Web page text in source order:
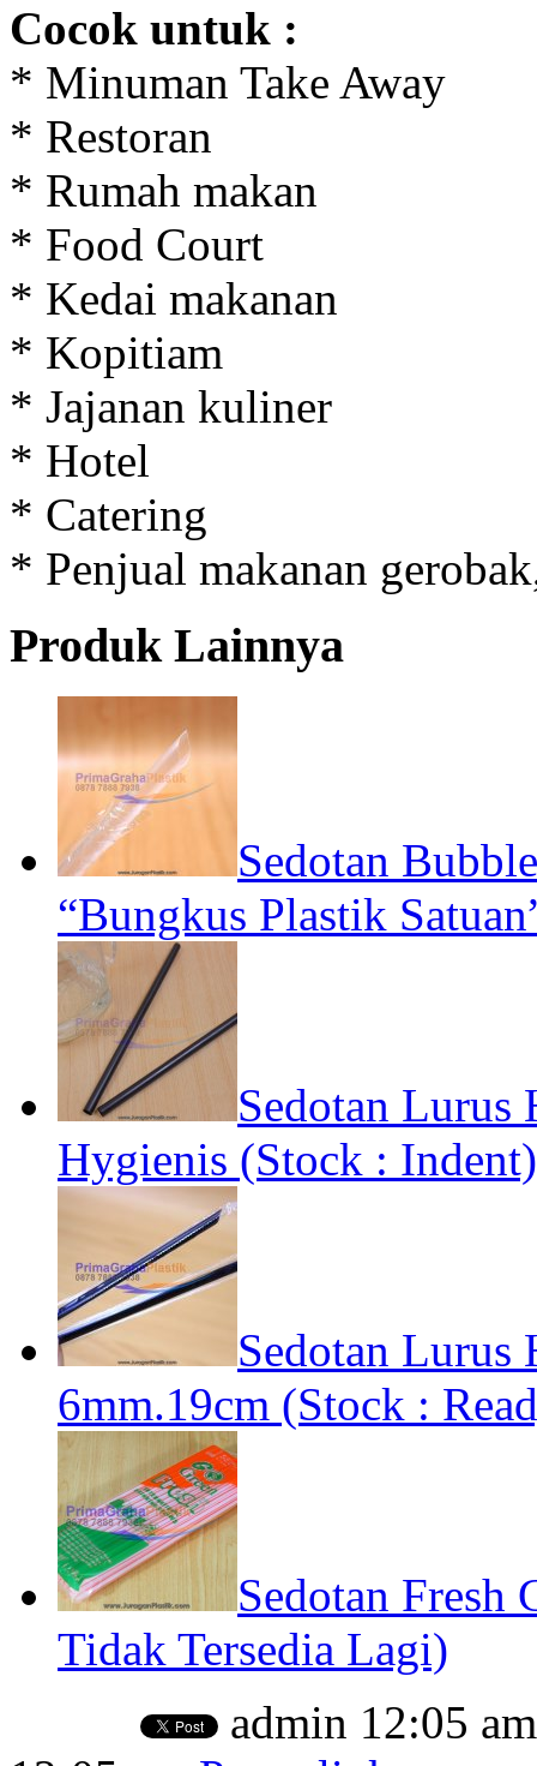
Cocok untuk :
* Minuman Take Away
* Restoran
* Rumah makan
* Food Court
* Kedai makanan
* Kopitiam
* Jajanan kuliner
* Hotel
* Catering
* Penjual makanan
Produk Lainnya
Sedotan
“Bungkus Plastik
Sedotan
Hygienis (Stock : Indent)
Sedotan Lurus
6mm.19cm (Stock :
Sedotan Fresh
Tidak Tersedia Lagi)
admin 12:05 am